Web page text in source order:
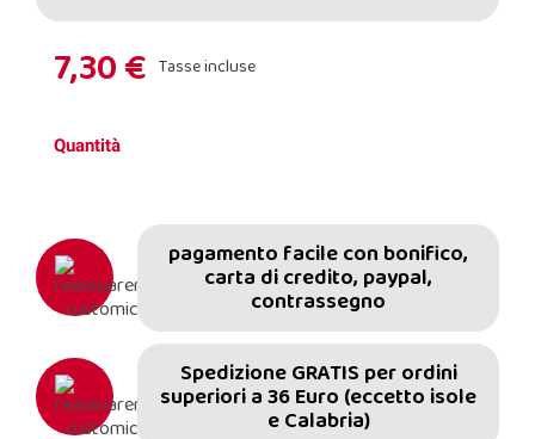
7,30 € Tasse incluse
Quantità
pagamento facile con bonifico,
carta di credito, paypal,
contrassegno
Spedizione GRATIS per ordini
superiori a 36 Euro (eccetto isole
e Calabria)